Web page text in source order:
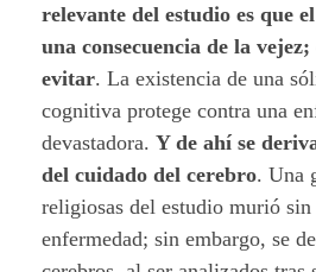
d
m
e
n
t
relevante del estudio es que
una consecuencia de la vejez;
evitar. La existencia de una
cognitiva protege contra una
devastadora. Y de ahí se
del cuidado del cerebro. Una
religiosas del estudio murió sin
enfermedad; sin embargo, se